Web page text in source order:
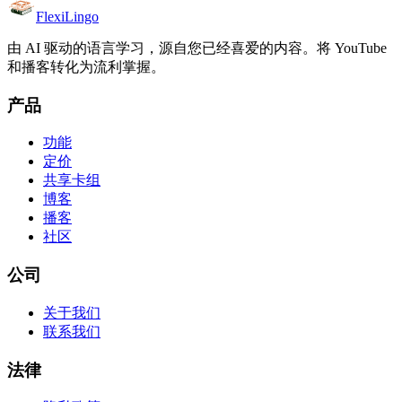
FlexiLingo
由 AI 驱动的语言学习，源自您已经喜爱的内容。将 YouTube
和播客转化为流利掌握。
产品
功能
定价
共享卡组
博客
播客
社区
公司
关于我们
联系我们
法律